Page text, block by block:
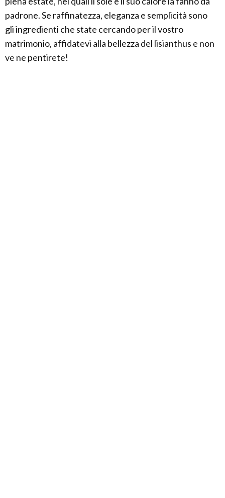
padrone. Se raffinatezza, eleganza e semplicità sono
gli ingredienti che state cercando per il vostro
matrimonio, affidatevi alla bellezza del lisianthus e non
ve ne pentirete!